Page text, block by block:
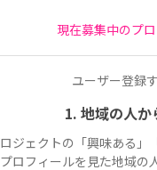
現在募集中のプ
ユーザー登録
1. 地域の人か
ジェクトの「興味ある」
ロフィールを見た地域の